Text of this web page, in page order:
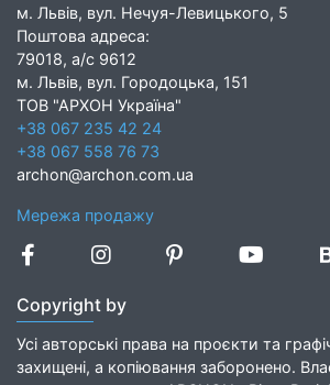
м. Львів, вул. Нечуя-Левицького, 5
Поштова адреса:
79018, а/с 9612
м. Львів, вул. Городоцька, 151
ТОВ "АРХОН Україна"
+38 067 235 42 24
+38 067 558 76 73
archon@archon.com.ua
Мережа продажу
Copyright by
Усі авторські права на проєкти та
захищені, а копіювання заборонено.